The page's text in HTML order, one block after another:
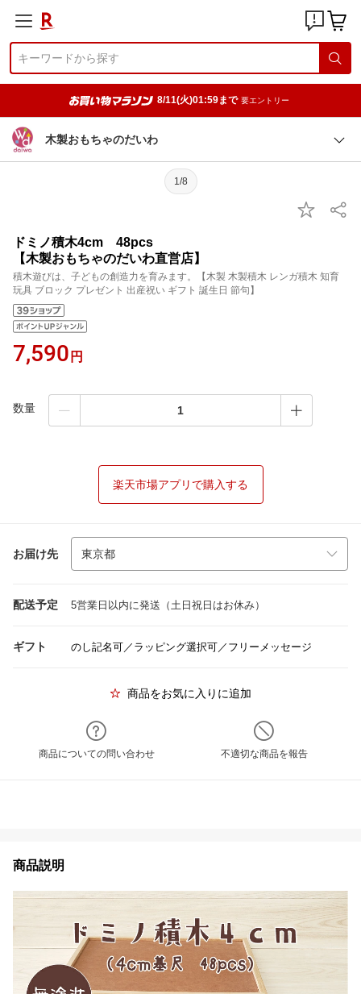
8/11(火)01:59まで 要エントリー
木製おもちゃのだいわ
1/8
ドミノ積木4cm 48pcs
【木製おもちゃのだいわ直営店】
積木遊びは、子どもの創造力を育みます。【木製 木製積木 レンガ積木 知育
玩具 ブロック プレゼント 出産祝い ギフト 誕生日 節句】
7,590 円
数量
楽天市場アプリで購入する
お届け先
配送予定 5営業日以内に発送（土日祝日はお休み）
ギフト のし記名可／ラッピング選択可／フリーメッセージ
商品をお気に入りに追加
商品についての問い合わせ 不適切な商品を報告
商品説明